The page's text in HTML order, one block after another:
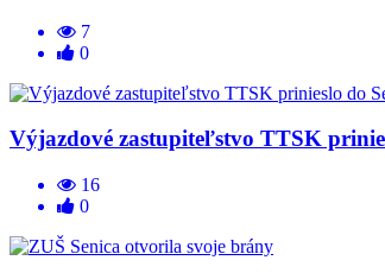
7
0
Výjazdové zastupiteľstvo TTSK
16
0